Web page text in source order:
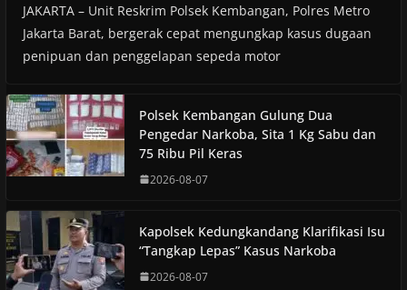
JAKARTA – Unit Reskrim Polsek Kembangan, Polres Metro
Jakarta Barat, bergerak cepat mengungkap kasus dugaan
penipuan dan penggelapan sepeda motor
Polsek Kembangan Gulung Dua
Pengedar Narkoba, Sita 1 Kg Sabu dan
75 Ribu Pil Keras
2026-08-07
Kapolsek Kedungkandang Klarifikasi Isu
“Tangkap Lepas” Kasus Narkoba
2026-08-07